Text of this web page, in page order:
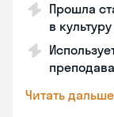
Прошла
в культуру
Читать дальше